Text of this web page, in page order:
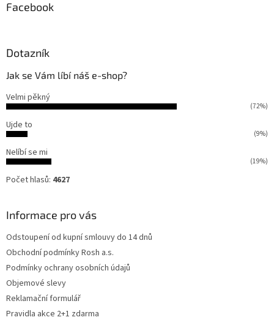
Facebook
Dotazník
Jak se Vám líbí náš e-shop?
Velmi pěkný
(72%)
Ujde to
(9%)
Nelíbí se mi
(19%)
Počet hlasů: 4627
Informace pro vás
Odstoupení od kupní smlouvy do 14 dnů
Obchodní podmínky Rosh a.s.
Podmínky ochrany osobních údajů
Objemové slevy
Reklamační formulář
Pravidla akce 2+1 zdarma